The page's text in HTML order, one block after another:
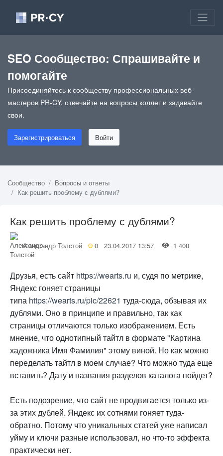
SEO Сообщество: Спрашивайте и
помогайте
Присоединяйтесь к сообществу профессиональных веб-
мастеров PR-CY, отвечайте на вопросы коллег и задавайте
свои.
Зарегистрироваться Войти
Сообщество
Вопросы и ответы
Как решить проблему с дублями?
Как решить проблему с дублями?
Александр Толстой 0 23.04.2017 13:57 1 400
Друзья, есть сайт https://wearts.ru и, судя по метрике,
Яндекс гоняет страницы
типа https://wearts.ru/pic/22621 туда-сюда, обзывая их
дублями. Оно в принципе и правильно, так как
страницы отличаются только изображением. Есть
мнение, что однотипный тайтл в формате "Картина
хадожника Имя Фамилия" этому виной. Но как можно
переделать тайтл в моем случае? Что можно туда еще
вставить? Дату и названия разделов каталога пойдет?
Есть подозрение, что сайт не продвигается только из-
за этих дублей. Яндекс их сотнями гоняет туда-
обратно. Потому что уникальных статей уже написал
уйму и ключи разные использовал, но что-то эффекта
практически нет.